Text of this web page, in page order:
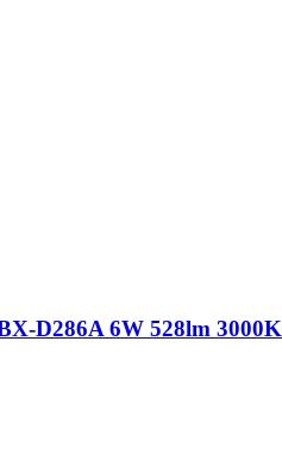
D286A 6W 528lm 3000K